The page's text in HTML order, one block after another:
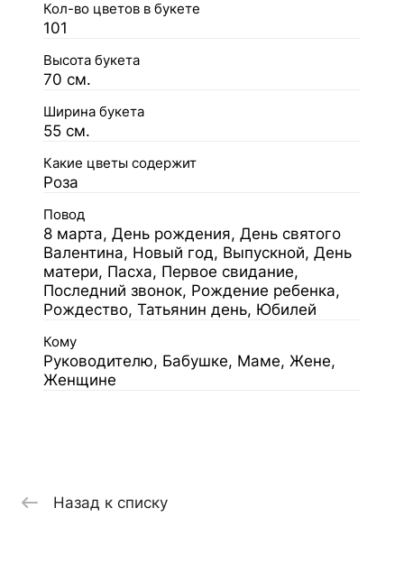
Кол-во цветов в букете
101
Высота букета
70 см.
Ширина букета
55 см.
Какие цветы содержит
Роза
Повод
8 марта, День рождения, День святого
Валентина, Новый год, Выпускной, День
матери, Пасха, Первое свидание,
Последний звонок, Рождение ребенка,
Рождество, Татьянин день, Юбилей
Кому
Руководителю, Бабушке, Маме, Жене,
Женщине
Назад к списку